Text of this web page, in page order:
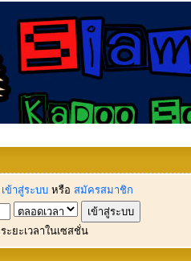
เข้าสู่ระบบ หรือ สมัครสมาชิก
ะยะเวลาในเซสชั่น